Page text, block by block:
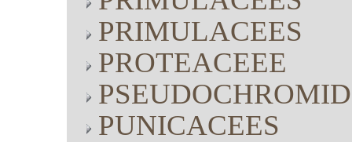
PRIMULACEES
PROTEACEEE
PUNICACEES